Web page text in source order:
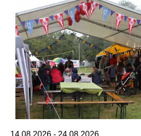
14.08.2026 - 24.08.2026